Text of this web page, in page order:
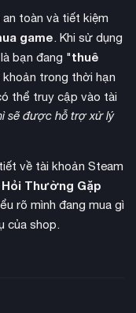
ống thép, súng lục
toàn và tiết kiệm
game. Khi sử dụng
bạn đang "thuê
khoản trong thời hạn
thể truy cập vào tài
sẽ được hỗ trợ xử lý
về tài khoản Steam
Hỏi Thường Gặp
rõ mình đang mua gì
của shop.